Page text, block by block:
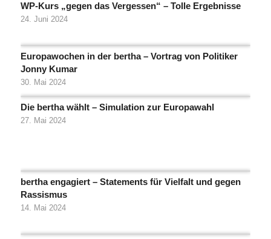
WP-Kurs „gegen das Vergessen“ – Tolle Ergebnisse
24. Juni 2024
Europawochen in der bertha – Vortrag von Politiker
Jonny Kumar
30. Mai 2024
Die bertha wählt – Simulation zur Europawahl
27. Mai 2024
bertha engagiert – Statements für Vielfalt und gegen
Rassismus
14. Mai 2024